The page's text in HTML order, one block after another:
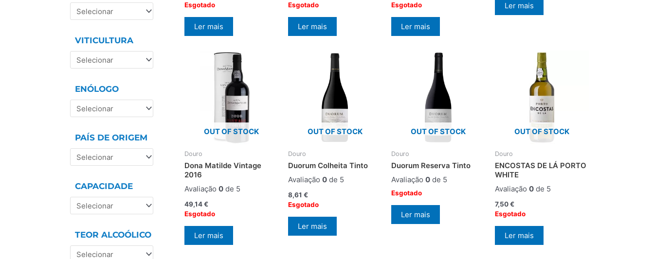
VITICULTURA
ENÓLOGO
PAÍS DE ORIGEM
CAPACIDADE
TEOR ALCOÓLICO
Esgotado
Ler mais
Esgotado
Ler mais
Esgotado
Ler mais
Ler mais
OUT OF STOCK
Douro
Dona Matilde Vintage
2016
Avaliação0 de 5
49,14€
Esgotado
Ler mais
OUT OF STOCK
Douro
Duorum Colheita Tinto
Avaliação 0de 5
8,61 €
Esgotado
Ler mais
OUT OF STOCK
Douro
Duorum Reserva Tinto
Avaliação0 de 5
Esgotado
Ler mais
OUT OF STOCK
Douro
ENCOSTAS DE LÁ PORTO
WHITE
Avaliação0 de 5
7,50€
Esgotado
Ler mais